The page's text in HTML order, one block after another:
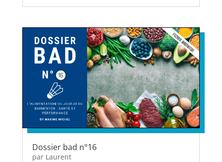
Dossier bad n°16
par Laurent